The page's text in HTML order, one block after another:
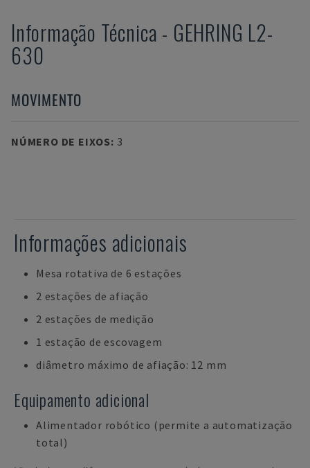
Informação Técnica - GEHRING L2-
630
MOVIMENTO
NÚMERO DE EIXOS: 3
Informações adicionais
Mesa rotativa de 6 estações
2 estações de afiação
2 estações de medição
1 estação de escovagem
diâmetro máximo de afiação: 12 mm
Equipamento adicional
Alimentador robótico (permite a automatização
total)